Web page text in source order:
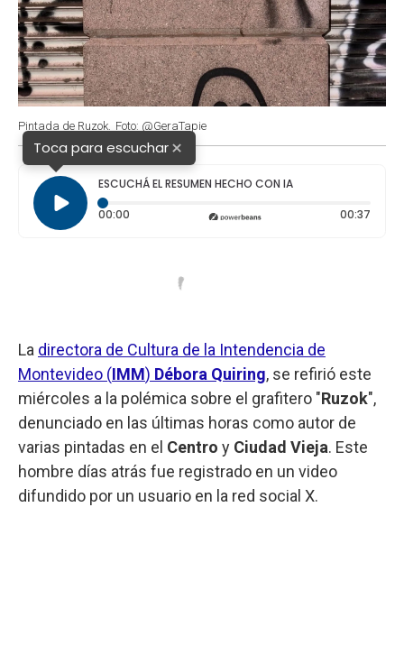
Pintada de Ruzok. Foto: @GeraTapie
Toca para escuchar×
ESCUCHÁ EL RESUMEN HECHO CON IA
00:00 Tiempo transcurrido: 0 segundos 00:37
La directora de Cultura de la Intendencia de
Montevideo (IMM) Débora Quiring, se refirió este
miércoles a la polémica sobre el grafitero "Ruzok",
denunciado en las últimas horas como autor de
varias pintadas en el Centro y Ciudad Vieja. Este
hombre días atrás fue registrado en un video
difundido por un usuario en la red social X.